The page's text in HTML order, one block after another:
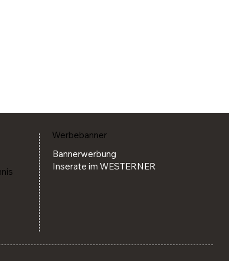
Werbebanner
Bannerwerbung
Inserate im WESTERNER